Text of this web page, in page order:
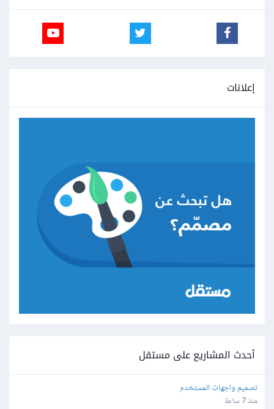
إعلانات
أحدث المشاريع على مستقل
تصميم واجهات المستخدم
منذ 7 ساعة